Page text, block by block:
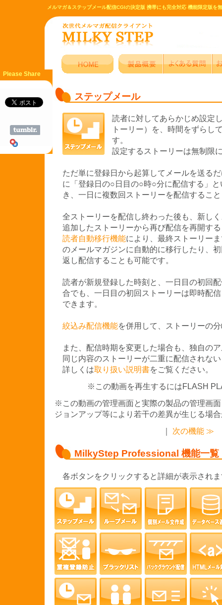
メルマガ＆ステップメール配信CGIの決定版 携帯にも完全対応 機能限定版を
ステップメール
読者に対してあらかじめ設定
トーリー）を、時間をずらし
す。
設定するストーリーは無制限
ただ単に登録日から起算してメールを送る
に「登録日の○日目の○時○分に配信する」
き、一日に複数回ストーリーを配信するこ
全ストーリーを配信し終わった後も、新し
追加したストーリーから再び配信を再開す
読者自動移行機能により、最終ストーリー
のメールマガジンに自動的に移行したり、
返し配信することも可能です。
読者が新規登録した時刻と、一日目の初回
合でも、一日目の初回ストーリーは即時配
できます。
絞込み配信機能を併用して、ストーリーの
また、配信時期を変更した場合も、独自の
同じ内容のストーリーが二重に配信されな
詳しくは取り扱い説明書をご覧ください。
※この動画を再生するにはFLASH
※この動画の管理画面と実際の製品の管理画
ジョンアップ等により若干の差異が生じる場
｜ 次の機能 ≫
MilkyStep Professional 機能一覧
各ボタンをクリックすると詳細が表示され
Please Share